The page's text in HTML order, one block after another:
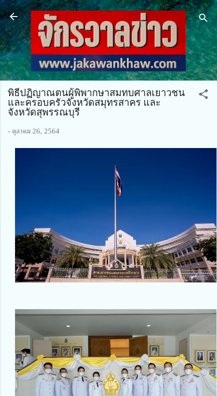
ข้ามไปที่เนื้อหาหลัก
พิธีปฏิญาณตนผู้พิพากษาสมทบศาลเยาวชน
และครอบครัวจังหวัดสมุทรสาคร และ
จังหวัดสุพรรณบุรี
- ตุลาคม 26, 2564